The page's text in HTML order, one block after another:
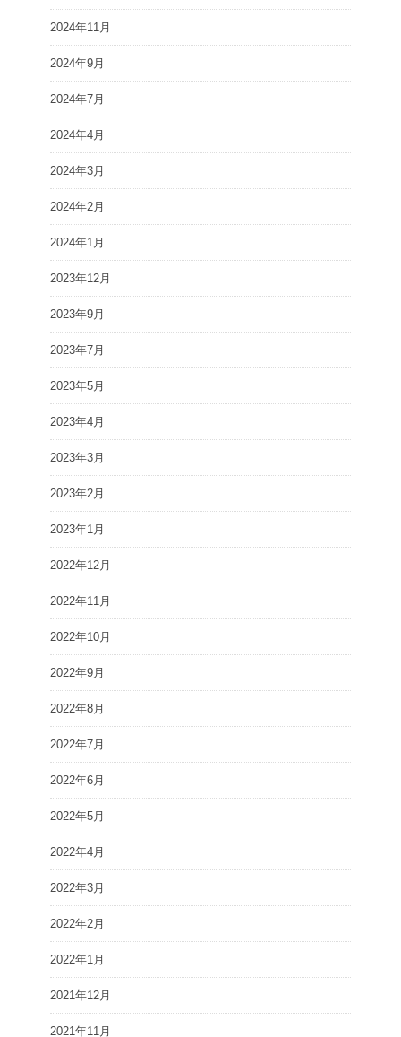
2024年11月
2024年9月
2024年7月
2024年4月
2024年3月
2024年2月
2024年1月
2023年12月
2023年9月
2023年7月
2023年5月
2023年4月
2023年3月
2023年2月
2023年1月
2022年12月
2022年11月
2022年10月
2022年9月
2022年8月
2022年7月
2022年6月
2022年5月
2022年4月
2022年3月
2022年2月
2022年1月
2021年12月
2021年11月